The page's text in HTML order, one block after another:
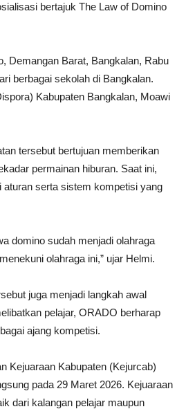
bertajuk The Law of Domino
Demangan Barat, Bangkalan, Rabu
berbagai sekolah di Bangkalan.
Kabupaten Bangkalan, Moawi
tersebut bertujuan memberikan
permainan hiburan. Saat ini,
serta sistem kompetisi yang
domino sudah menjadi olahraga
olahraga ini,” ujar Helmi.
juga menjadi langkah awal
pelajar, ORADO berharap
ajang kompetisi.
Kejuaraan Kabupaten (Kejurcab)
pada 29 Maret 2026. Kejuaraan
dari kalangan pelajar maupun